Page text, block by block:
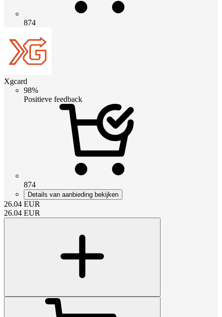
874
Xgcard
98%
Positieve feedback
874
Details van aanbieding bekijken
26.04 EUR
26.04 EUR